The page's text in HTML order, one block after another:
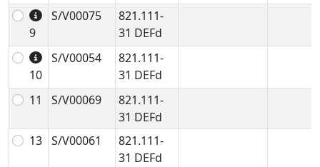
9
S/V00075
821.111-
31 DEFd
10
S/V00054
821.111-
31 DEFd
11
S/V00069
821.111-
31 DEFd
13 S/V00061
821.111-
31 DEFd